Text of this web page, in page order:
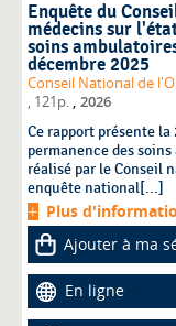
Enquête du
médecins sur
soins
décembre 2025
Conseil National de
, 121p. , 2026
Ce rapport présente la
permanence des
réalisé par le Conseil
enquête national[...]
Plus
Ajouter à ma
En ligne